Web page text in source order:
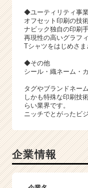
◆ユーティリティ事
オフセット印刷の技
ナビック独自の印刷
再現性の高いグラフ
Tシャツをはじめさま
◆その他
シール・織ネーム・
タグやブランドネー
しかも特殊な印刷技
らい業界です。
ニッチでとがったビ
企業情報